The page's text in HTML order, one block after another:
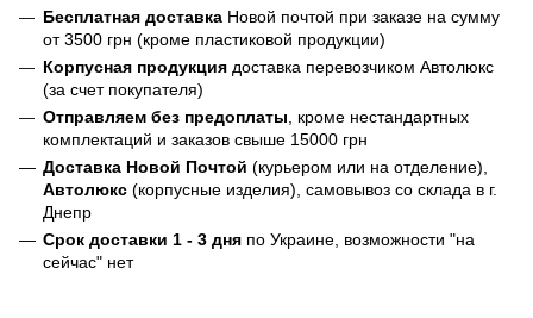
Бесплатная доставка Новой почтой при заказе на сумму
от 3500 грн (кроме пластиковой продукции)
Корпусная продукция доставка перевозчиком Автолюкс
(за счет покупателя)
Отправляем без предоплаты , кроме нестандартных
комплектаций и заказов свыше 15000 грн
Доставка Новой Почтой (курьером или на отделение),
Автолюкс (корпусные изделия), самовывоз со склада в г.
Днепр
Срок доставки 1 - 3 дня по Украине, возможности "на
сейчас" нет